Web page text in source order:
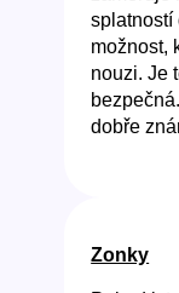
splatností
možnost,
nouzi. Je
dobře
Zonky